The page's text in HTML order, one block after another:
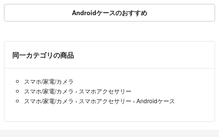
Androidケースのおすすめ
同一カテゴリの商品
スマホ/家電/カメラ
スマホ/家電/カメラ › スマホアクセサリー
スマホ/家電/カメラ › スマホアクセサリー › Androidケース